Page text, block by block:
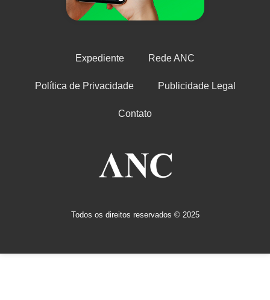
Expediente Rede ANC
Política de Privacidade Publicidade Legal
Contato
Todos os direitos reservados © 2025